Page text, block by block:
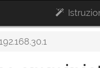
192.168.30.1